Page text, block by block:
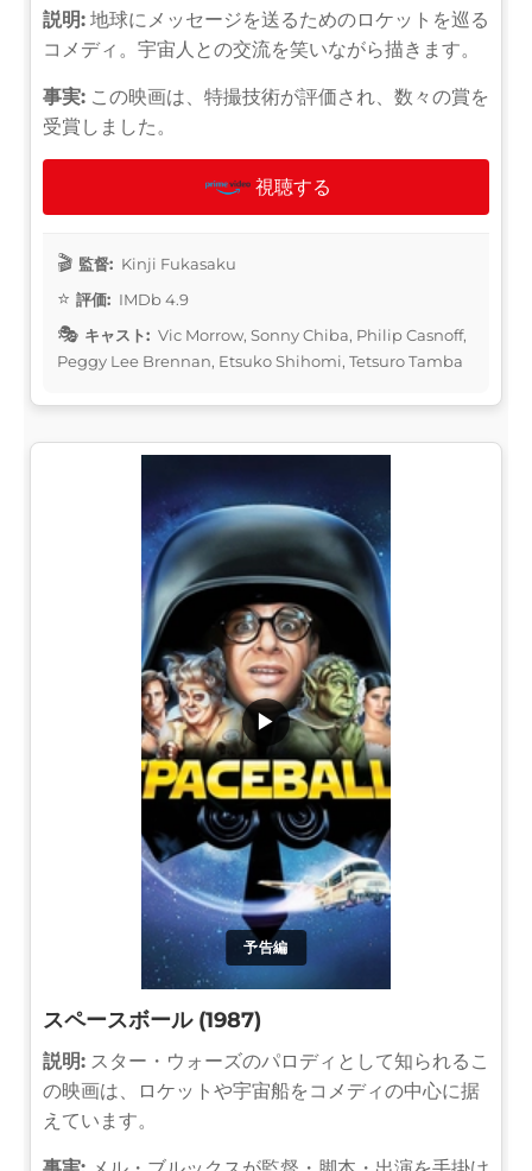
説明: 地球にメッセージを送るためのロケットを巡る
コメディ。宇宙人との交流を笑いながら描きます。
事実: この映画は、特撮技術が評価され、数々の賞を
受賞しました。
視聴する
監督: Kinji Fukasaku
評価: IMDb 4.9
キャスト: Vic Morrow, Sonny Chiba, Philip Casnoff,
Peggy Lee Brennan, Etsuko Shihomi, Tetsuro Tamba
予告編
▶
スペースボール (1987)
説明: スター・ウォーズのパロディとして知られるこ
の映画は、ロケットや宇宙船をコメディの中心に据
えています。